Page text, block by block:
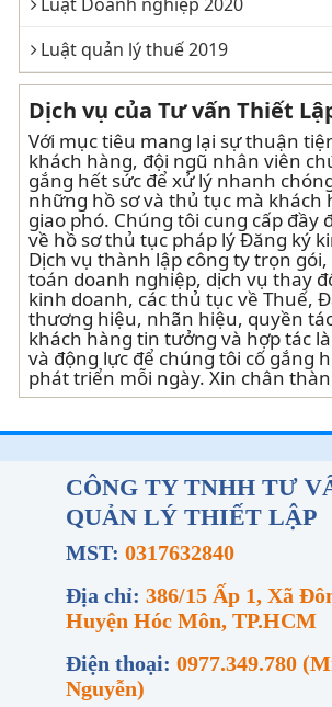
Luật quản lý thuế 2019
Dịch vụ của Tư vấn Thiết
Với mục tiêu mang lại sự thuận
khách hàng, đội ngũ nhân viên
gắng hết sức để xử lý nhanh
những hồ sơ và thủ tục mà khách
giao phó. Chúng tôi cung cấp đầy
về hồ sơ thủ tục pháp lý Đăng ký
Dịch vụ thành lập công ty trọn
toán doanh nghiệp, dịch vụ thay
kinh doanh, các thủ tục về Thuế,
thương hiệu, nhãn hiệu, quyền
khách hàng tin tưởng và hợp tác
và động lực để chúng tôi cố gắng
phát triển mỗi ngày. Xin chân
CÔNG TY TNHH TƯ
QUẢN LÝ THIẾT LẬP
MST: 0317632840
Địa chỉ: 386/15 Ấp 1, Xã
Huyện Hóc Môn, TP.HCM
Điện thoại: 0977.349.780
Nguyễn)